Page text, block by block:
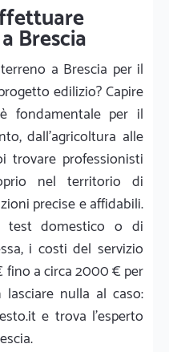
Brescia
a Brescia per il
edilizio? Capire
fondamentale per il
dall'agricoltura alle
trovare professionisti
nel territorio di
precise e affidabili.
domestico o di
i costi del servizio
fino a circa 2000 € per
nulla al caso:
e trova l'esperto